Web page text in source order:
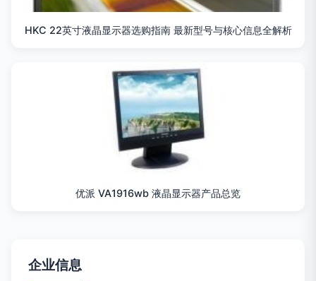
HKC 22英寸液晶显示器选购指南 最新型号与核心信息全解析
优派 VA1916wb 液晶显示器产品总览
企业信息